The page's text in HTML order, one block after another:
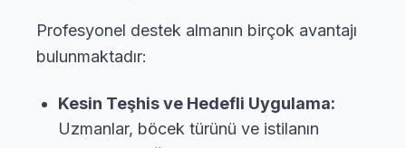
Profesyonel destek almanın birçok avantajı
bulunmaktadır:
Kesin Teşhis ve Hedefli Uygulama:
Uzmanlar, böcek türünü ve istilanın